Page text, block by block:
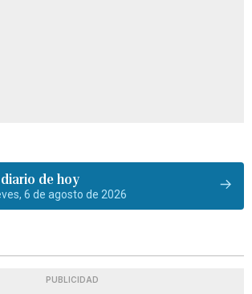
de hoy
6 de agosto de 2026
PUBLICIDAD